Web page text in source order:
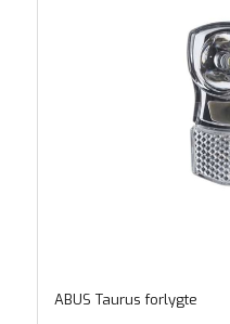
ABUS Taurus forlygte